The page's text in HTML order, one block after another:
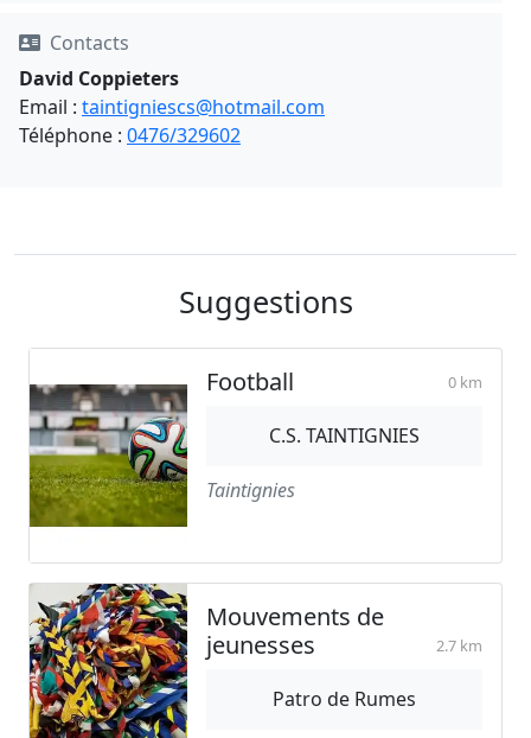
Contacts
David Coppieters
Email : taintigniescs@hotmail.com
Téléphone : 0476/329602
Suggestions
Football 0 km
C.S. TAINTIGNIES
Taintignies
Mouvements de
jeunesses
2.7 km
Patro de Rumes